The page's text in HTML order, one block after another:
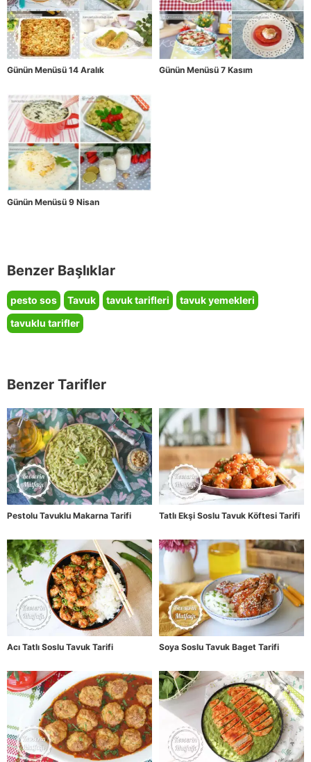
Günün Menüsü 14 Aralık Günün Menüsü 7 Kasım
Günün Menüsü 9 Nisan
Benzer Başlıklar
pesto sos Tavuk tavuk tarifleri
tavuk yemekleri
tavuklu tarifler
Benzer Tarifler
Pestolu Tavuklu Makarna Tarifi Tatlı Ekşi Soslu Tavuk Köftesi Tarifi
Acı Tatlı Soslu Tavuk Tarifi Soya Soslu Tavuk Baget Tarifi